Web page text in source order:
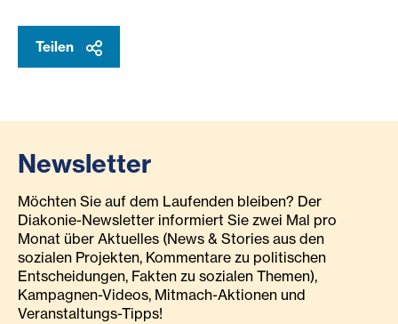
Teilen
Newsletter
Möchten Sie auf dem Laufenden bleiben? Der
Diakonie-Newsletter informiert Sie zwei Mal pro
Monat über Aktuelles (News & Stories aus den
sozialen Projekten, Kommentare zu politischen
Entscheidungen, Fakten zu sozialen Themen),
Kampagnen-Videos, Mitmach-Aktionen und
Veranstaltungs-Tipps!